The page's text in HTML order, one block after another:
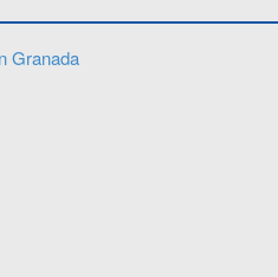
Granada